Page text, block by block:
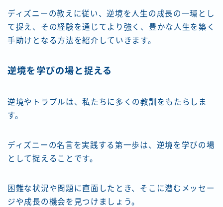
ディズニーの教えに従い、逆境を人生の成長の一環とし
て捉え、その経験を通じてより強く、豊かな人生を築く
手助けとなる方法を紹介していきます。
逆境を学びの場と捉える
逆境やトラブルは、私たちに多くの教訓をもたらしま
す。
ディズニーの名言を実践する第一歩は、逆境を学びの場
として捉えることです。
困難な状況や問題に直面したとき、そこに潜むメッセー
ジや成長の機会を見つけましょう。